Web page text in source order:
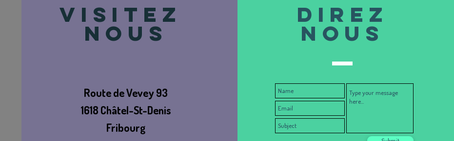
VISITEZ
NOUS
Route de Vevey 93
1618 Châtel-St-Denis
Fribourg
DIREZ
NOUS